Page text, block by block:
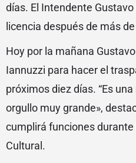
días. El Intendente
licencia después de más
Hoy por la mañana
Iannuzzi para hacer el
próximos diez días. “Es
orgullo muy grande»,
cumplirá funciones
Cultural.